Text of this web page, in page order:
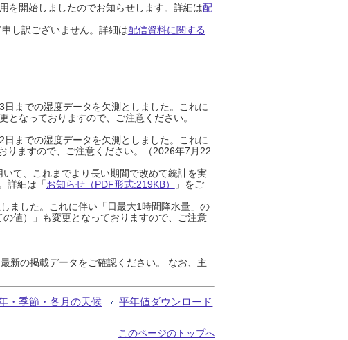
を開始しましたのでお知らせします。詳細は配
し訳ございません。詳細は配信資料に関する
までの湿度データを欠測としました。これに
なっておりますので、ご注意ください。
までの湿度データを欠測としました。これに
りますので、ご注意ください。（2026年7月22
て、これまでより長い期間で改めて統計を実
詳細は「お知らせ（PDF形式:219KB）
」をご
ました。これに伴い「日最大1時間降水量」の
値）」も変更となっておりますので、ご注意
新の掲載データをご確認ください。 なお、主
・季節・各月の天候 平年値ダウンロード
このページのトップへ